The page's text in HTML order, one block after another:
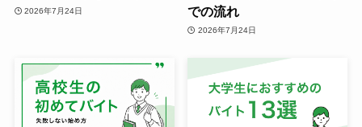
2026年7月24日
での流れ
2026年7月24日